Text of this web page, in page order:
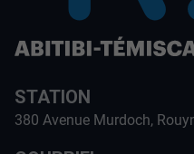
STATION
380 Avenue Murdoch,